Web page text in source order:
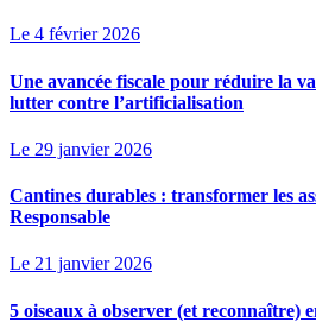
Le 4 février 2026
Une avancée fiscale pour réduire la
lutter contre l’artificialisation
Le 29 janvier 2026
Cantines durables : transformer les
Responsable
Le 21 janvier 2026
5 oiseaux à observer (et reconnaître)